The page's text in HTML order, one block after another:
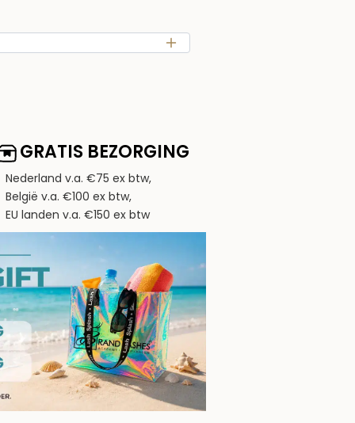
GRATIS BEZORGING
Nederland v.a. €75 ex btw,
België v.a. €100 ex btw,
EU landen v.a. €150 ex btw